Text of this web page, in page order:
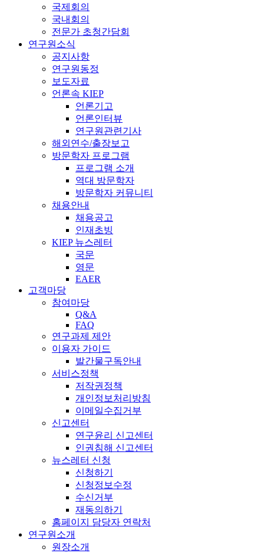
국제회의
국내회의
전문가 초청간담회
연구원소식
공지사항
연구원동정
보도자료
언론속 KIEP
언론기고
언론인터뷰
연구원관련기사
해외연수/출장보고
방문학자 프로그램
프로그램 소개
역대 방문학자
방문학자 커뮤니티
채용안내
채용공고
인재초빙
KIEP 뉴스레터
국문
영문
EAER
고객마당
참여마당
Q&A
FAQ
연구과제 제안
이용자 가이드
발간물구독안내
서비스정책
저작권정책
개인정보처리방침
이메일수집거부
신고센터
연구윤리 신고센터
인권침해 신고센터
뉴스레터 신청
신청하기
신청정보수정
수신거부
재동의하기
홈페이지 담당자 연락처
연구원소개
원장소개